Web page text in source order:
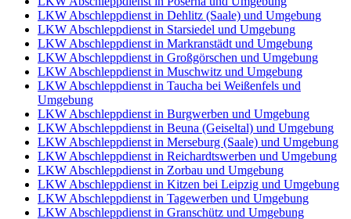
LKW Abschleppdienst in Dehlitz (Saale) und Umgebung
LKW Abschleppdienst in Starsiedel und Umgebung
LKW Abschleppdienst in Markranstädt und Umgebung
LKW Abschleppdienst in Großgörschen und Umgebung
LKW Abschleppdienst in Muschwitz und Umgebung
LKW Abschleppdienst in Taucha bei Weißenfels und
Umgebung
LKW Abschleppdienst in Burgwerben und Umgebung
LKW Abschleppdienst in Beuna (Geiseltal) und Umgebung
LKW Abschleppdienst in Merseburg (Saale) und Umgebung
LKW Abschleppdienst in Reichardtswerben und Umgebung
LKW Abschleppdienst in Zorbau und Umgebung
LKW Abschleppdienst in Kitzen bei Leipzig und Umgebung
LKW Abschleppdienst in Tagewerben und Umgebung
LKW Abschleppdienst in Granschütz und Umgebung